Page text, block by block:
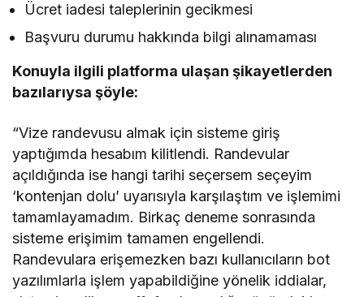
Ücret iadesi taleplerinin gecikmesi
Başvuru durumu hakkında bilgi alınamaması
Konuyla ilgili platforma ulaşan şikayetlerden
bazılarıysa şöyle:
“Vize randevusu almak için sisteme giriş
yaptığımda hesabım kilitlendi. Randevular
açıldığında ise hangi tarihi seçersem seçeyim
‘kontenjan dolu’ uyarısıyla karşılaştım ve işlemimi
tamamlayamadım. Birkaç deneme sonrasında
sisteme erişimim tamamen engellendi.
Randevulara erişemezken bazı kullanıcıların bot
yazılımlarla işlem yapabildiğine yönelik iddialar,